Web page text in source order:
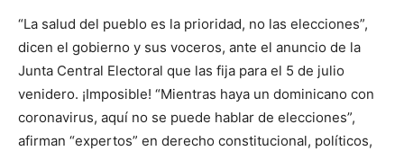
“La salud del pueblo es la prioridad, no las elecciones”,
dicen el gobierno y sus voceros, ante el anuncio de la
Junta Central Electoral que las fija para el 5 de julio
venidero. ¡Imposible! “Mientras haya un dominicano con
coronavirus, aquí no se puede hablar de elecciones”,
afirman “expertos” en derecho constitucional, políticos,